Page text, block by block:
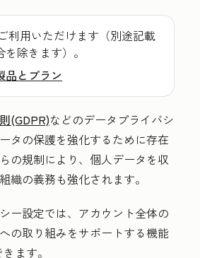
利用いただけます（別途記載
除きます）。
品とプラン
(GDPR)などのデータプライバシ
タの保護を強化するために存在
の規制により、個人データを収
織の義務も強化されます。
ー設定では、アカウント全体の
の取り組みをサポートする機能
ます。